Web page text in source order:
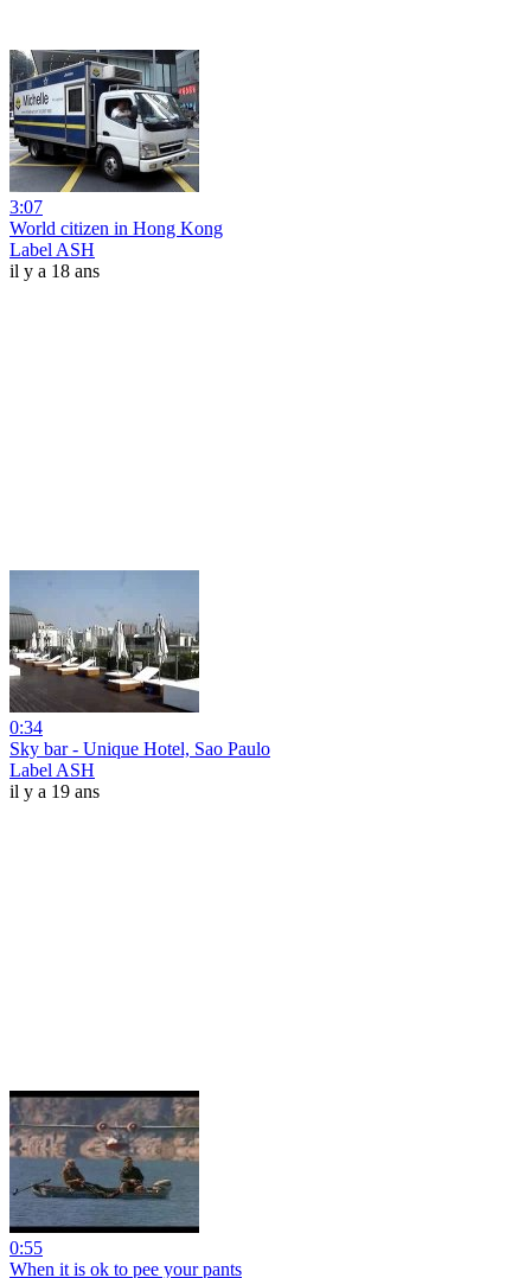
3:07
World citizen in Hong Kong
Label ASH
il y a 18 ans
0:34
Sky bar - Unique Hotel, Sao Paulo
Label ASH
il y a 19 ans
0:55
When it is ok to pee your pants